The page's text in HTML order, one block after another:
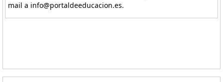
mail a info@portaldeeducacion.es.